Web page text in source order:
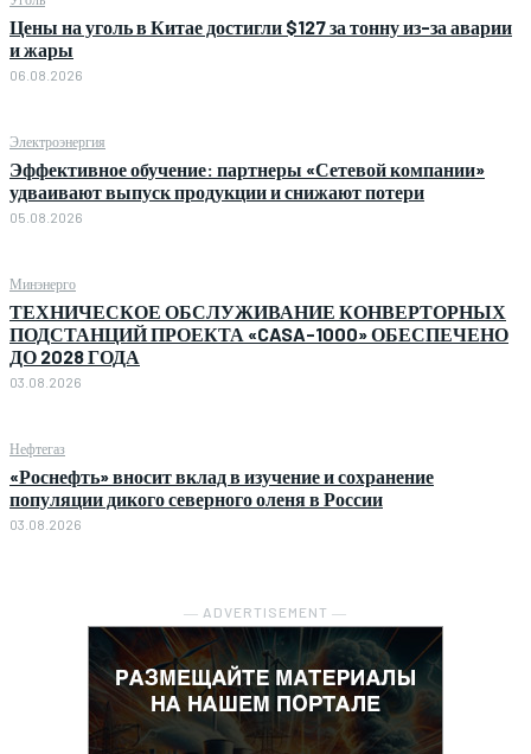
Цены на уголь в Китае достигли $127 за тонну из-за аварии
и жары
06.08.2026
Электроэнергия
Эффективное обучение: партнеры «Сетевой компании»
удваивают выпуск продукции и снижают потери
05.08.2026
Минэнерго
ТЕХНИЧЕСКОЕ ОБСЛУЖИВАНИЕ КОНВЕРТОРНЫХ
ПОДСТАНЦИЙ ПРОЕКТА «CASA-1000» ОБЕСПЕЧЕНО
ДО 2028 ГОДА
03.08.2026
Нефтегаз
«Роснефть» вносит вклад в изучение и сохранение
популяции дикого северного оленя в России
03.08.2026
― ADVERTISEMENT ―